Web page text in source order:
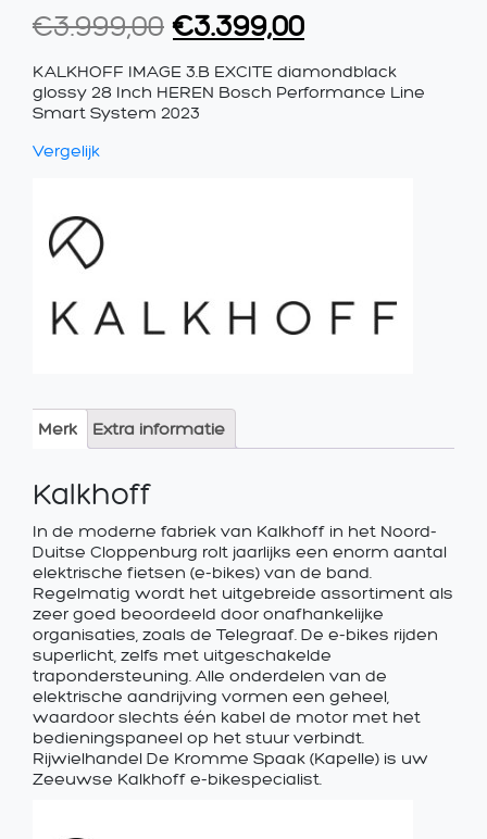
€3.999,00 Oorspronkelijke
prijs
was:
€3.999,00.
€3.399,00Huidige
prijs
is:
KALKHOFF IMAGE 3.B EXCITE diamondblack
glossy 28 Inch HEREN Bosch Performance Line
Smart System 2023
Vergelijk
Merk Extra informatie
Kalkhoff
In de moderne fabriek van Kalkhoff in het Noord-
Duitse Cloppenburg rolt jaarlijks een enorm aantal
elektrische fietsen (e-bikes) van de band.
Regelmatig wordt het uitgebreide assortiment als
zeer goed beoordeeld door onafhankelijke
organisaties, zoals de Telegraaf. De e-bikes rijden
superlicht, zelfs met uitgeschakelde
trapondersteuning. Alle onderdelen van de
elektrische aandrijving vormen een geheel,
waardoor slechts één kabel de motor met het
bedieningspaneel op het stuur verbindt.
Rijwielhandel De Kromme Spaak (Kapelle) is uw
Zeeuwse Kalkhoff e-bikespecialist.